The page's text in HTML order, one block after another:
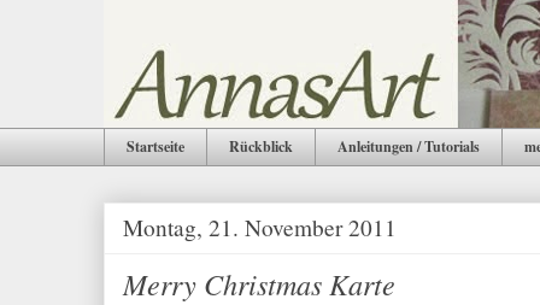
Startseite Rückblick Anleitungen / Tutorials
Montag, 21. November 2011
Merry Christmas Karte